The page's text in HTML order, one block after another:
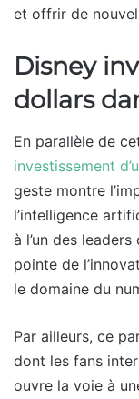
et offrir de
Disney
dollars
En parallèle de
investissement
geste montre
l’intelligence
à l’un des
pointe de
le domaine du
Par ailleurs, ce
dont les fans
ouvre la voie à